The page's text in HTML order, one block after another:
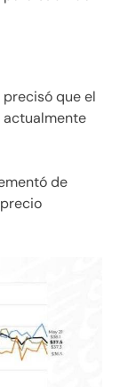
que el
actualmente
de